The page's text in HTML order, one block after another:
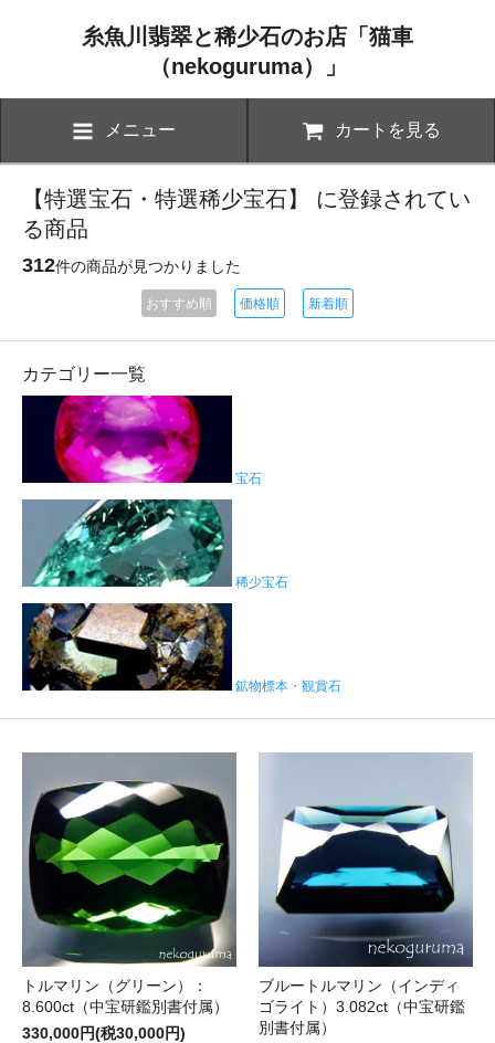
糸魚川翡翠と稀少石のお店「猫車
（nekoguruma）」
メニュー カートを見る
【特選宝石・特選稀少宝石】 に登録されてい
る商品
312件の商品が見つかりました
おすすめ順 価格順 新着順
カテゴリー一覧
宝石
稀少宝石
鉱物標本・観賞石
トルマリン（グリーン）：
8.600ct（中宝研鑑別書付属）
330,000円(税30,000円)
ブルートルマリン（インディ
ゴライト）3.082ct（中宝研鑑
別書付属）